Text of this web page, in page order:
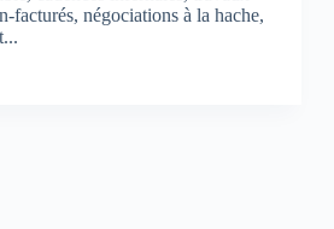
facturés, négociations à la hache,